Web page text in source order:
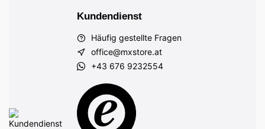
Kundendienst
Häufig gestellte Fragen
office@mxstore.at
+43 676 9232554